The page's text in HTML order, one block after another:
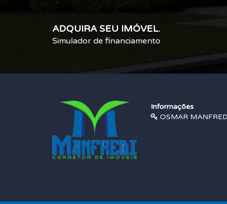
ADQUIRA SEU IMÓVEL.
Simulador de financiamento
Informações
OSMAR